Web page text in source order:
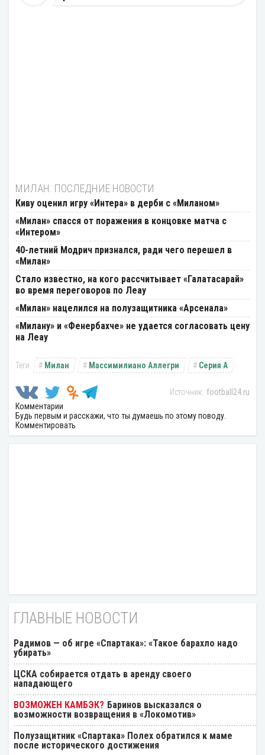
МИЛАН: ПОСЛЕДНИЕ НОВОСТИ
Киву оценил игру «Интера» в дерби с «Миланом»
«Милан» спасся от поражения в концовке матча с
«Интером»
40-летний Модрич признался, ради чего перешел в
«Милан»
Стало известно, на кого рассчитывает «Галатасарай»
во время переговоров по Леау
«Милан» нацелился на полузащитника «Арсенала»
«Милану» и «Фенербахче» не удается согласовать цену
на Леау
Милан Массимилиано Аллегри Серия А
football24.ru
Комментарии
Будь первым и расскажи, что ты думаешь по этому поводу.
Комментировать
ГЛАВНЫЕ НОВОСТИ
Радимов — об игре «Спартака»: «Такое барахло надо
убирать»
ЦСКА собирается отдать в аренду своего
нападающего
Баринов высказался о
возможности возвращения в «Локомотив»
Полузащитник «Спартака» Полех обратился к маме
после исторического достижения